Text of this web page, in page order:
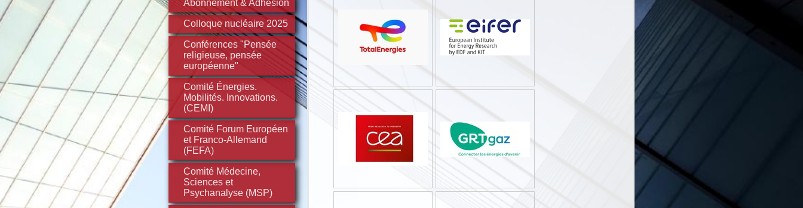
Abonnement & Adhésion
Colloque nucléaire 2025
Conférences "Pensée
religieuse, pensée
européenne"
Comité Énergies.
Mobilités. Innovations.
(CEMI)
Comité Forum Européen
et Franco-Allemand
(FEFA)
Comité Médecine,
Sciences et
Psychanalyse (MSP)